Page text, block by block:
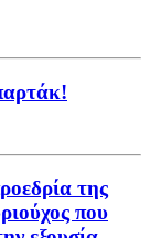
της
που